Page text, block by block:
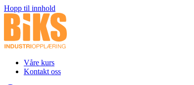
Hopp til innhold
Våre kurs
Kontakt oss